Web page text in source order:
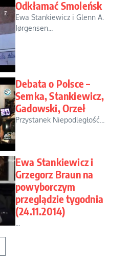
Odkłamać Smoleńsk
Ewa Stankiewicz i Glenn A.
Jørgensen...
Debata o Polsce –
Semka, Stankiewicz,
Gadowski, Orzeł
Przystanek Niepodległość...
Ewa Stankiewicz i
Grzegorz Braun na
powyborczym
przeglądzie tygodnia
(24.11.2014)